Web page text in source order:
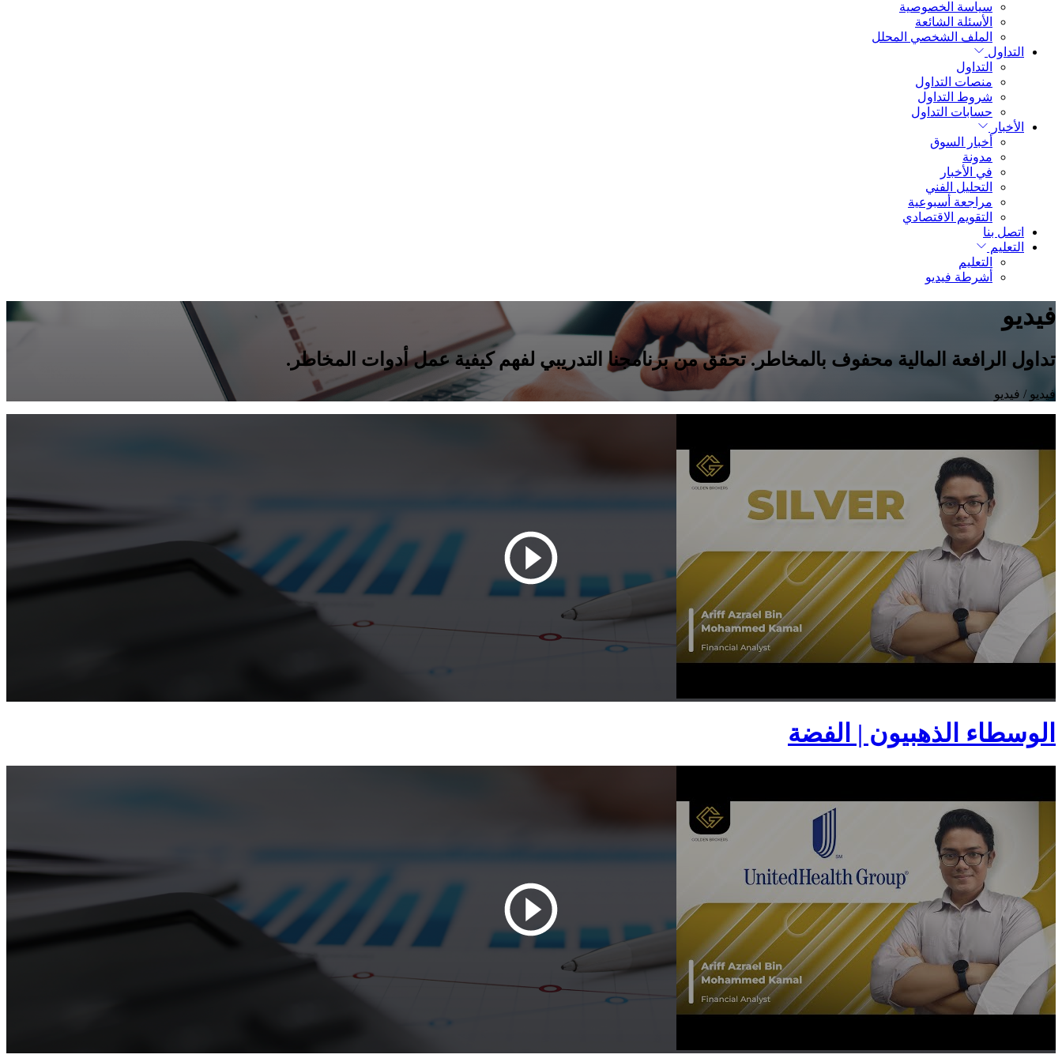
سياسة الخصوصية
الأسئلة الشائعة
الملف الشخصي المحلل
التداول
التداول
منصات التداول
شروط التداول
حسابات التداول
الأخبار
أخبار السوق
مدونة
في الأخبار
التحليل الفني
مراجعة أسبوعية
التقويم الاقتصادي
اتصل بنا
التعليم
التعليم
أشرطة فيديو
فيديو
تداول الرافعة المالية محفوف بالمخاطر. تحقق من برنامجنا التدريبي لفهم كيفية عمل أدوات المخاطر.
فيديو / فيديو
الوسطاء الذهبيون | الفضة